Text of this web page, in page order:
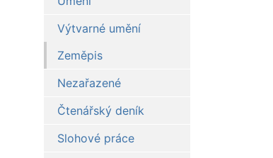
Výtvarné umění
Zeměpis
Nezařazené
Čtenářský deník
Slohové práce